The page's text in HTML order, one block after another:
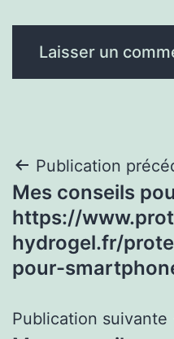
Navigation
de
l’article
Publication
Mes conseils
https://
hydrogel.fr/
pour-
Publication suivante